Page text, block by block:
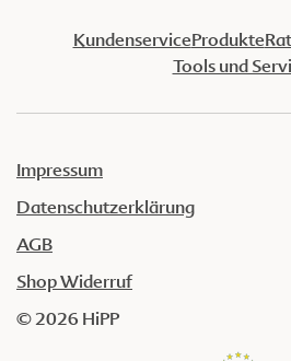
KundenserviceProdukte
Tools und
Impressum
Datenschutzerklärung
AGB
Shop Widerruf
© 2026 HiPP